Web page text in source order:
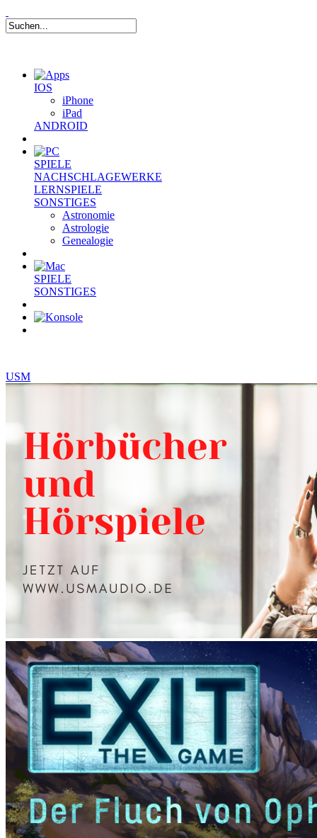
IOS
iPhone
iPad
ANDROID
SPIELE
NACHSCHLAGEWERKE
LERNSPIELE
SONSTIGES
Astronomie
Astrologie
Genealogie
SPIELE
SONSTIGES
USM